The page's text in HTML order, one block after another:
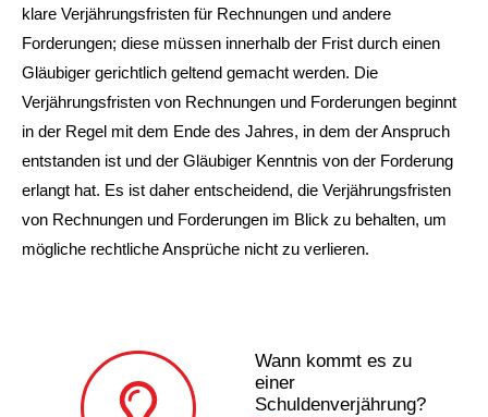
klare Verjährungsfristen für Rechnungen und andere
Forderungen; diese müssen innerhalb der Frist durch einen
Gläubiger gerichtlich geltend gemacht werden. Die
Verjährungsfristen von Rechnungen und Forderungen beginnt
in der Regel mit dem Ende des Jahres, in dem der Anspruch
entstanden ist und der Gläubiger Kenntnis von der Forderung
erlangt hat. Es ist daher entscheidend, die Verjährungsfristen
von Rechnungen und Forderungen im Blick zu behalten, um
mögliche rechtliche Ansprüche nicht zu verlieren.
Wann kommt es zu
einer
Schuldenverjährung?